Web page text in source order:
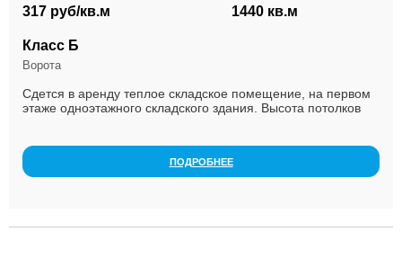
317 руб/кв.м 1440 кв.м
Класс Б
Ворота
Сдется в аренду теплое складское помещение, на первом
этаже одноэтажного складского здания. Высота потолков
ПОДРОБНЕЕ